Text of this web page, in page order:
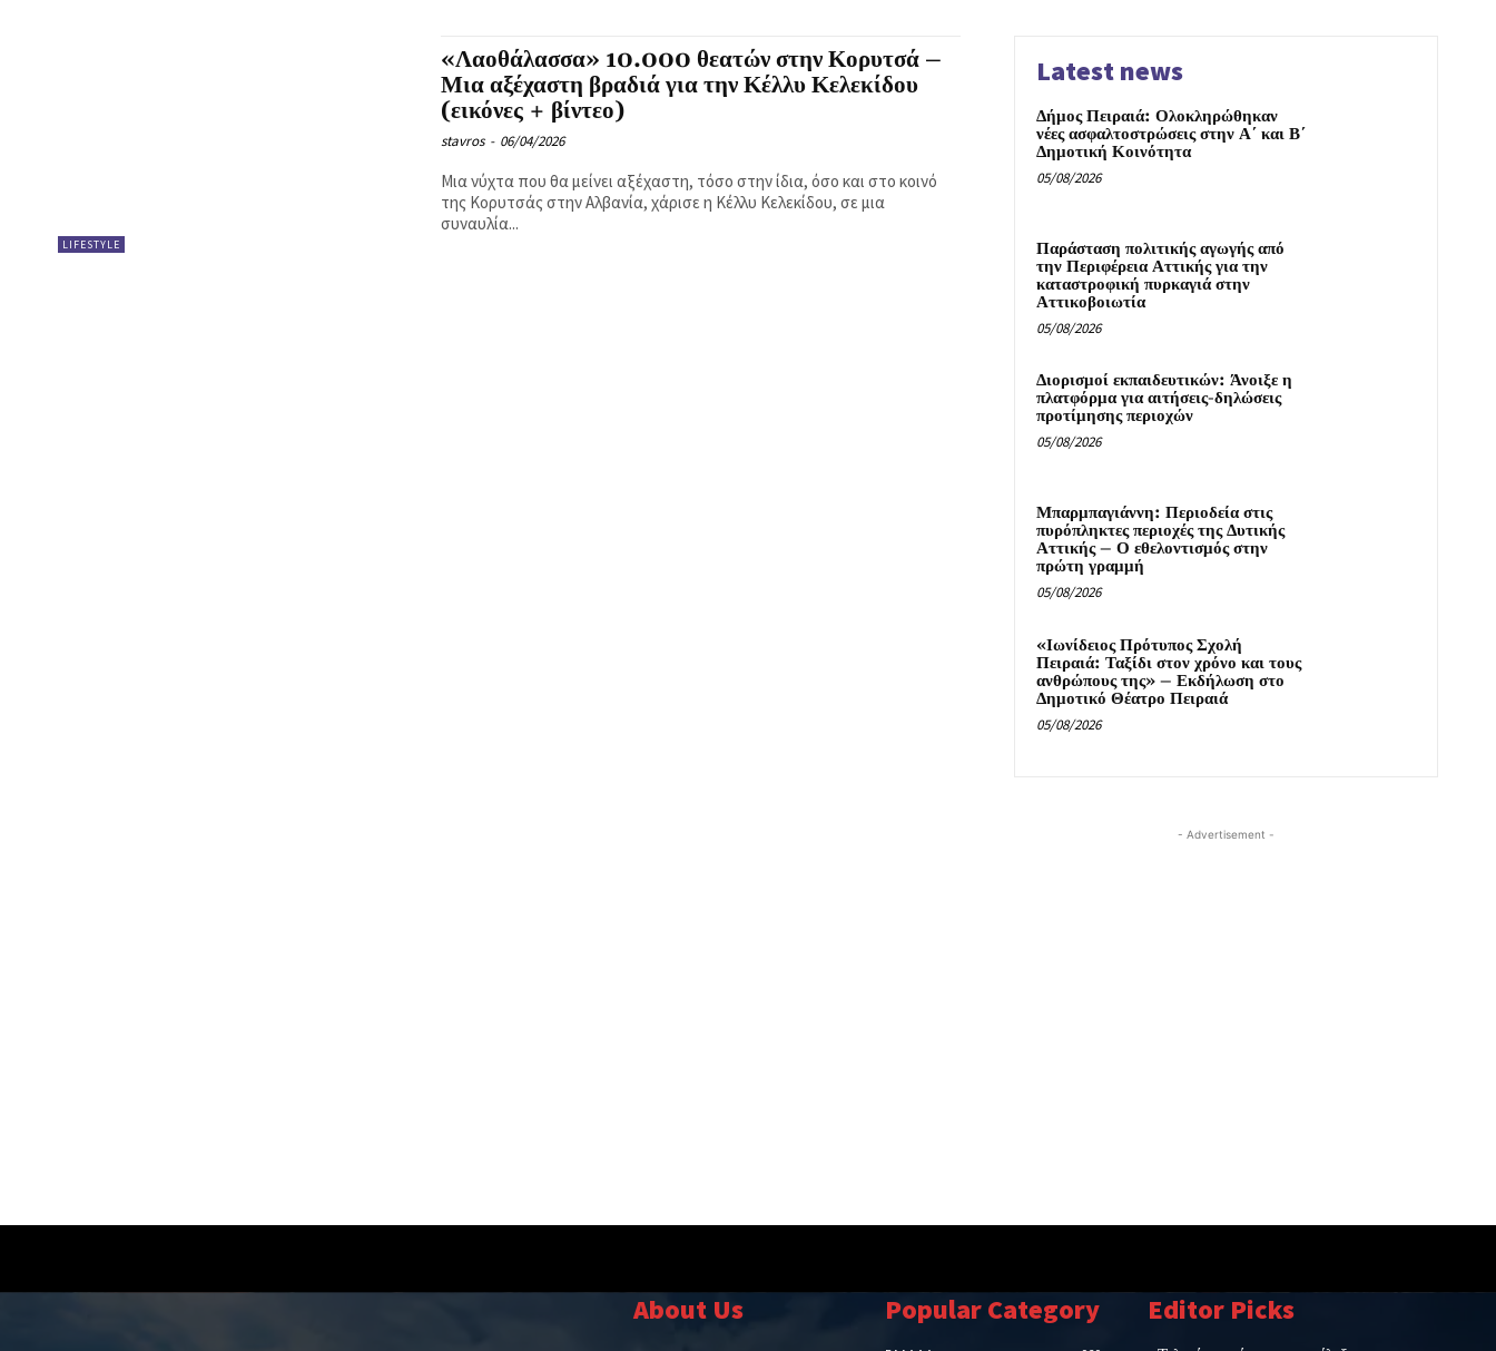
LIFESTYLE
«Λαοθάλασσα» 10.000 θεατών στην Κορυτσά –
Μια αξέχαστη βραδιά για την Κέλλυ Κελεκίδου
(εικόνες + βίντεο)
stavros - 06/04/2026
Μια νύχτα που θα μείνει αξέχαστη, τόσο στην ίδια, όσο και στο κοινό
της Κορυτσάς στην Αλβανία, χάρισε η Κέλλυ Κελεκίδου, σε μια
συναυλία...
Latest news
Δήμος Πειραιά: Ολοκληρώθηκαν
νέες ασφαλτοστρώσεις στην Α΄ και Β΄
Δημοτική Κοινότητα
05/08/2026
Παράσταση πολιτικής αγωγής από
την Περιφέρεια Αττικής για την
καταστροφική πυρκαγιά στην
Αττικοβοιωτία
05/08/2026
Διορισμοί εκπαιδευτικών: Άνοιξε η
πλατφόρμα για αιτήσεις-δηλώσεις
προτίμησης περιοχών
05/08/2026
Μπαρμπαγιάννη: Περιοδεία στις
πυρόπληκτες περιοχές της Δυτικής
Αττικής – Ο εθελοντισμός στην
πρώτη γραμμή
05/08/2026
«Ιωνίδειος Πρότυπος Σχολή
Πειραιά: Ταξίδι στον χρόνο και τους
ανθρώπους της» – Εκδήλωση στο
Δημοτικό Θέατρο Πειραιά
05/08/2026
- Advertisement -
About Us Popular Category Editor Picks